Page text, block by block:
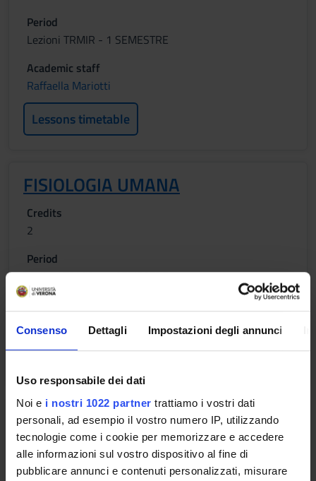
Consenso Dettagli Impostazioni degli annunci
Uso responsabile dei dati
Noi e i nostri 1022 partner trattiamo i vostri dati
personali, ad esempio il vostro numero IP, utilizzando
tecnologie come i cookie per memorizzare e accedere
alle informazioni sul vostro dispositivo al fine di
pubblicare annunci e contenuti personalizzati, misurare
Period
Lezioni TRMIR - 1 SEMESTRE
Academic staff
Raffaella Mariotti
Lessons timetable
FISIOLOGIA UMANA
Credits
2
Period
Lezioni TRMIR - 1 SEMESTRE
Erika Lorenzetto
Lessons timetable
ANATOMIA DEL DISTRETTO
CAPO-COLLO
Credits